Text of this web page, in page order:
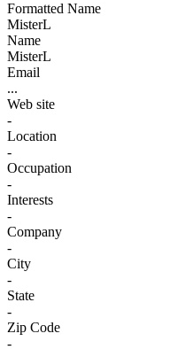
Formatted Name
MisterL
Name
MisterL
Email
...
Web site
-
Location
-
Occupation
-
Interests
-
Company
-
City
-
State
-
Zip Code
-